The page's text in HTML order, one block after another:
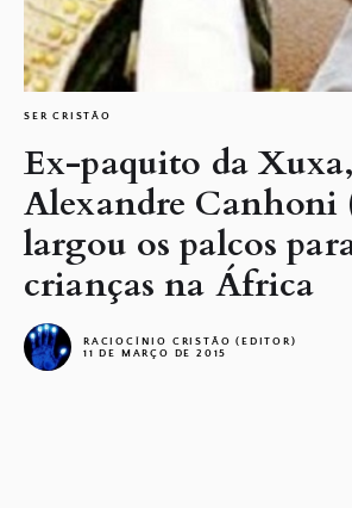
SER CRISTÃO
Ex-paquito da Xuxa,
Alexandre Canhoni
largou os palcos
crianças na África
RACIOCÍNIO CRISTÃO (EDITOR)
11 DE MARÇO DE 2015